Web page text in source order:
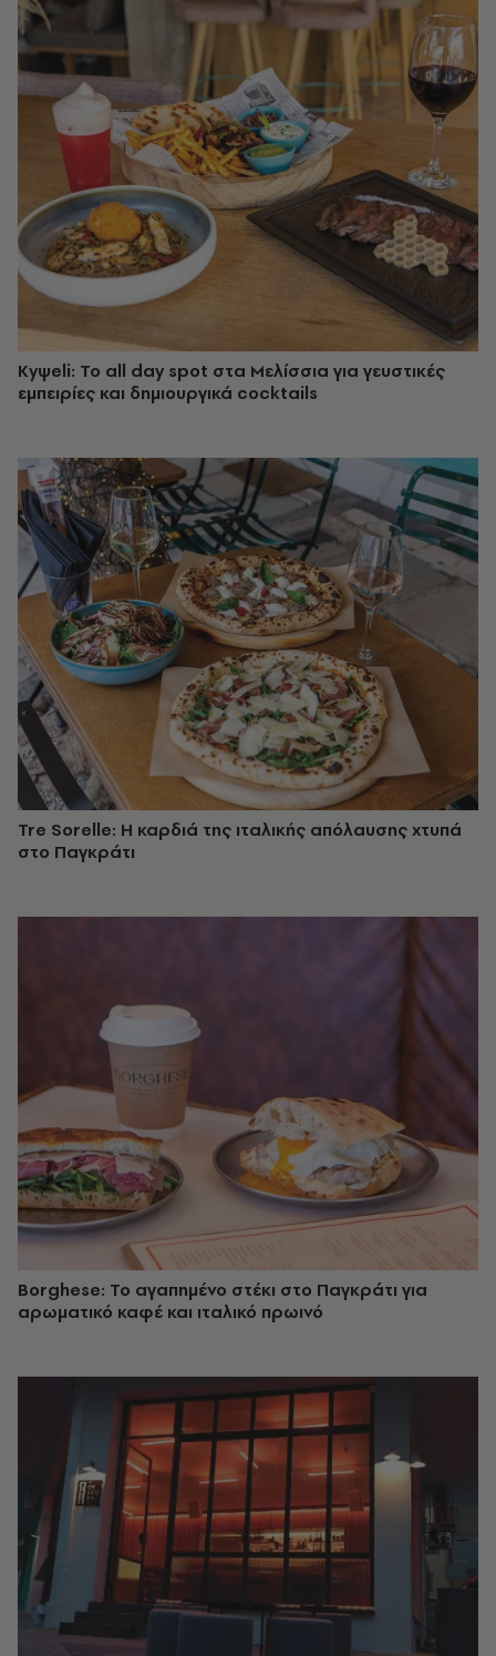
Κyψeli: Το all day spot στα Μελίσσια για γευστικές
εμπειρίες και δημιουργικά cocktails
Tre Sorelle: Η καρδιά της ιταλικής απόλαυσης χτυπά
στο Παγκράτι
Borghese: Το αγαπημένο στέκι στο Παγκράτι για
αρωματικό καφέ και ιταλικό πρωινό